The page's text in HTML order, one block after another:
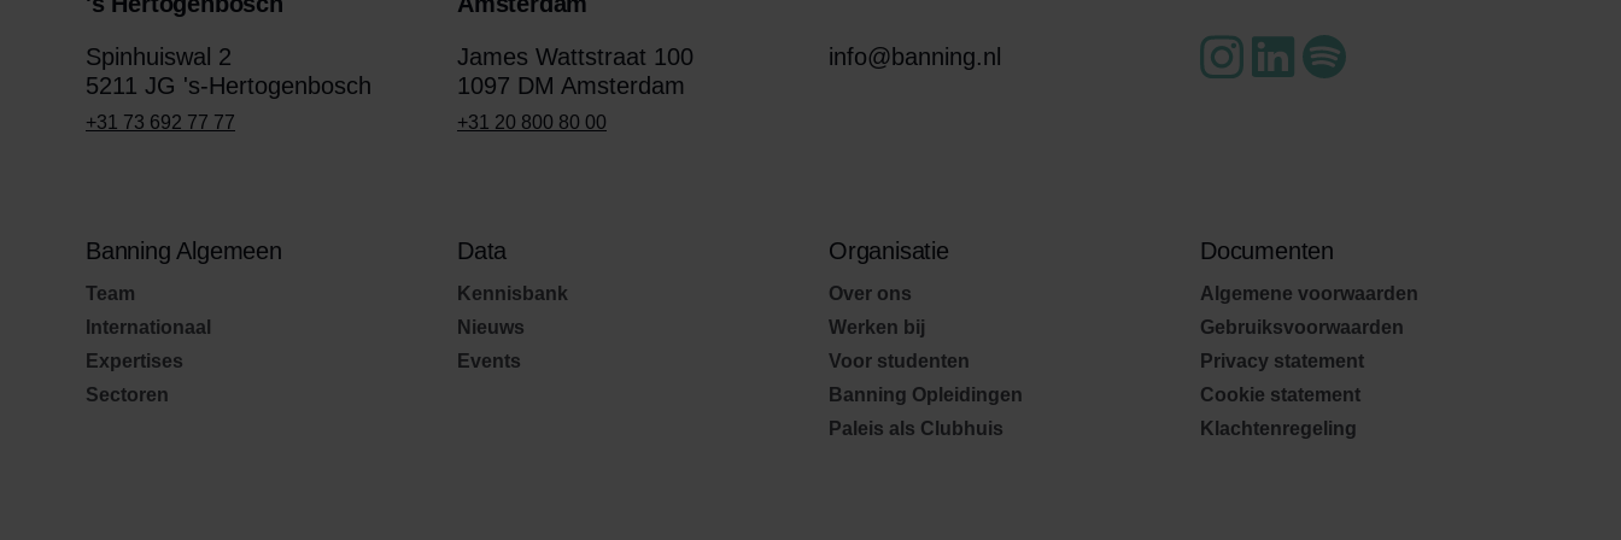
Spinhuiswal 2
5211 JG 's-Hertogenbosch
+31 73 692 77 77
James Wattstraat 100
1097 DM Amsterdam
+31 20 800 80 00
info@banning.nl
Banning Algemeen
Team
Internationaal
Expertises
Sectoren
Data
Kennisbank
Nieuws
Events
Organisatie
Over ons
Werken bij
Voor studenten
Banning Opleidingen
Paleis als Clubhuis
Documenten
Algemene voorwaarden
Gebruiksvoorwaarden
Privacy statement
Cookie statement
Klachtenregeling